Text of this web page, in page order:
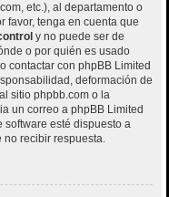
etc.), al departamento o
favor, tenga en cuenta que
y no puede ser de
o por quién es usado
contactar con phpBB Limited
deformación de
sitio phpbb.com o la
un correo a phpBB Limited
software esté dispuesto a
no recibir respuesta.